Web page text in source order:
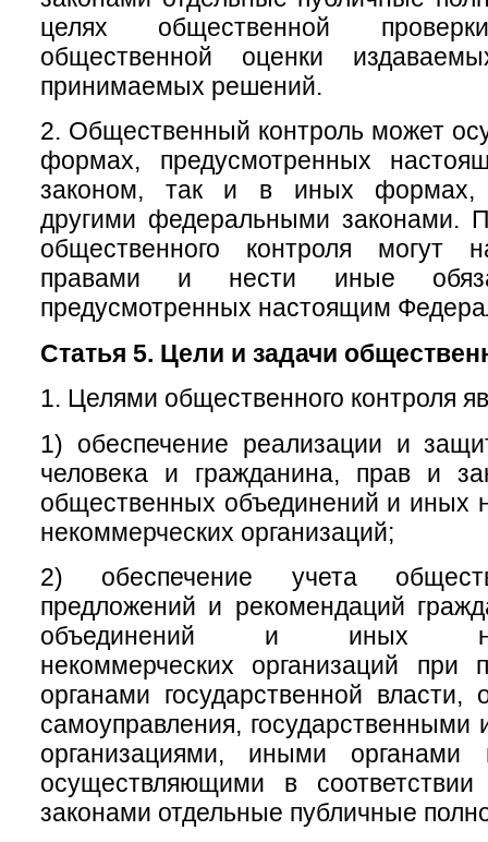
целях общественной
общественной оценки
принимаемых решений.
2. Общественный контроль может
формах, предусмотренных
законом, так и в иных формах,
другими федеральными законами.
общественного контроля могут
правами и нести иные
предусмотренных настоящим
Статья 5. Цели и задачи
1. Целями общественного контроля
1) обеспечение реализации и
человека и гражданина, прав и
общественных объединений и иных
некоммерческих организаций;
2) обеспечение учета
предложений и рекомендаций
объединений и иных
некоммерческих организаций при
органами государственной власти,
самоуправления,
организациями, иными органами
осуществляющими в
законами отдельные публичные